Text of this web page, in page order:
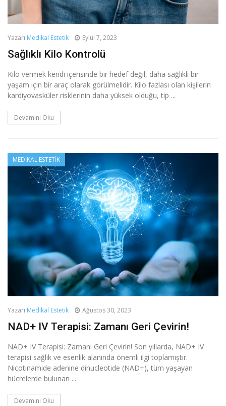
Yazarı Medikal Estetik Eylül 7, 2023
Sağlıklı Kilo Kontrolü
Kilo vermek kendi içerisinde bir hedef değil, daha sağlıklı bir
yaşam için bir araç olarak görülmelidir. Kilo fazlası olan kişilerin
kardiyovasküler risklerinin daha yüksek olduğu, tip ...
Devamını Oku
MEDIKAL ESTETIK
Yazarı Medikal Estetik Ağustos 30, 2023
NAD+ IV Terapisi: Zamanı Geri Çevirin!
NAD+ IV Terapisi: Zamanı Geri Çevirin! Son yıllarda, NAD+ IV
terapisi sağlık ve esenlik alanında önemli ilgi toplamıştır.
Nicotinamide adenine dinucleotide (NAD+), tüm yaşayan
hücrelerde bulunan ...
Devamını Oku